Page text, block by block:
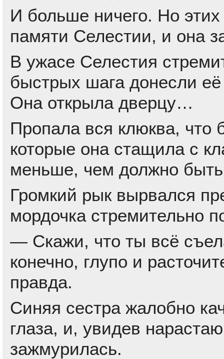
И больше ничего. Но
памяти Селестии, и она
В ужасе Селестия
быстрых шага донесли
Она открыла дверцу…
Пропала вся клюква,
которые она стащила с
меньше, чем должно
Громкий рык вырвался
мордочка стремительно
— Скажи, что ты всё
конечно, глупо и
правда.
Синяя сестра жалобно
глаза, и, увидев
зажмурилась.